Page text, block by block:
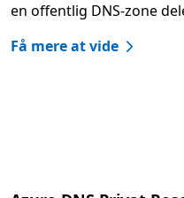
en offentlig DNS-zone
Få mere at vide